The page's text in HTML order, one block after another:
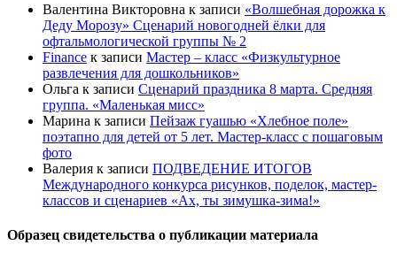
Валентина Викторовна к записи «Волшебная дорожка к
Деду Морозу» Сценарий новогодней ёлки для
офтальмологической группы № 2
Finance к записи Мастер – класс «Физкультурное
развлечения для дошкольников»
Ольга к записи Сценарий праздника 8 марта. Средняя
группа. «Маленькая мисс»
Марина к записи Пейзаж гуашью «Хлебное поле»
поэтапно для детей от 5 лет. Мастер-класс с пошаговым
фото
Валерия к записи ПОДВЕДЕНИЕ ИТОГОВ
Международного конкурса рисунков, поделок, мастер-
классов и сценариев «Ах, ты зимушка-зима!»
Образец свидетельства о публикации материала